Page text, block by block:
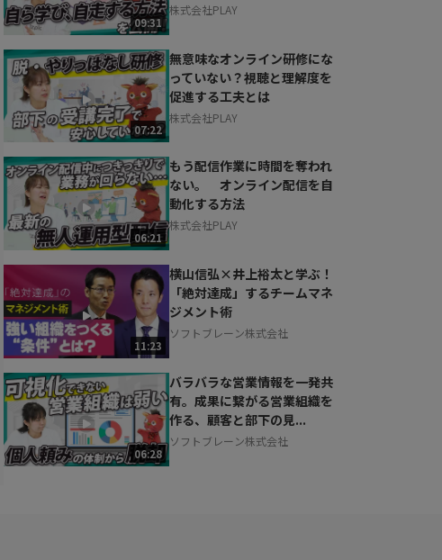
09:31
株式会社PLAY
07:22
無意味なオンライン研修にな
っていない？視聴と理解度を
促進する工夫とは
株式会社PLAY
06:21
もう配信作業に時間を奪われ
ない。 オンライン配信を自
動化する方法
株式会社PLAY
11:23
横山信弘×井上裕太と学ぶ！
「絶対達成」するチームマネ
ジメント術
ソフトブレーン株式会社
06:28
バラバラな営業情報を一発共
有。成果に繋がる営業組織を
作る、顧客と部下の見...
ソフトブレーン株式会社